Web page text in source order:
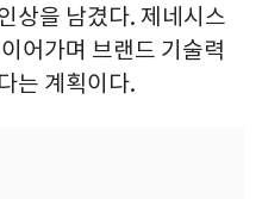
상을 남겼다. 제네시스
어가며 브랜드 기술력
는 계획이다.